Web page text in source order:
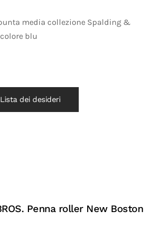
media collezione Spalding &
blu
dei desideri
Penna roller New Boston